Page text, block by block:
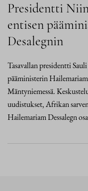
Presidentti
entisen
Desalegnin
Tasavallan presidentti
pääministerin
Mäntyniemessä.
uudistukset, Afrikan
Hailemariam Dessalegn